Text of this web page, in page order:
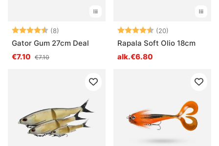
Arvio: (8)
4.5 5:sta tähdestä
Gator Gum 27cm Deal
€7.10 €7.10
Arvio: (20)
Rapala Soft Olio 18cm
alk.€6.80